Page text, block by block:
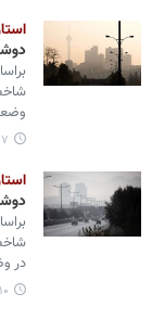
دوشنبه
در